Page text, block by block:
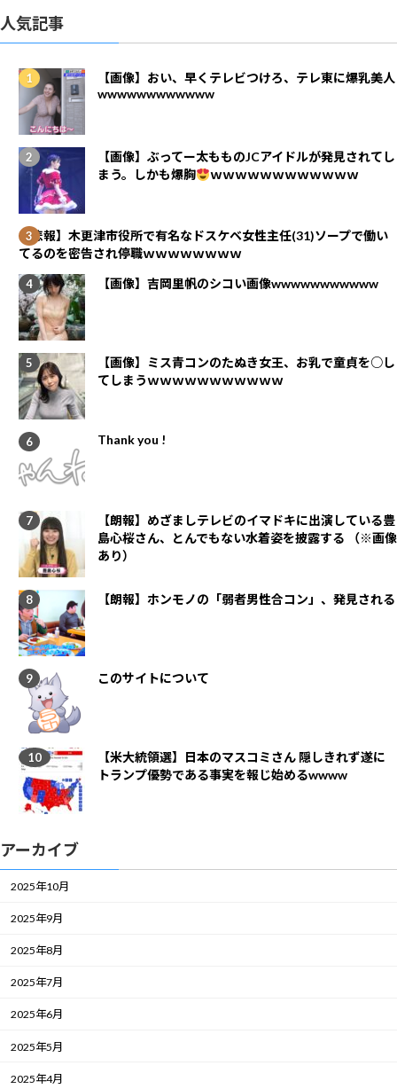
人気記事
【画像】おい、早くテレビつけろ、テレ東に爆乳美人
wwwwwwwwwwww
【画像】ぶってー太もものJCアイドルが発見されてし
まう。しかも爆胸
ｗｗｗｗｗｗｗｗｗｗｗｗ
【悲報】木更津市役所で有名なドスケベ女性主任(31)ソープで働い
てるのを密告され停職ｗｗｗｗｗｗｗｗ
【画像】吉岡里帆のシコい画像wwwwwwwwwww
【画像】ミス青コンのたぬき女王、お乳で童貞を○し
てしまうｗｗｗｗｗｗｗｗｗｗｗ
Thank you !
【朗報】めざましテレビのイマドキに出演している豊
島心桜さん、とんでもない水着姿を披露する （※画像
あり）
【朗報】ホンモノの「弱者男性合コン」、発見される
このサイトについて
【米大統領選】日本のマスコミさん 隠しきれず遂に
トランプ優勢である事実を報じ始めるwwww
アーカイブ
2025年10月
2025年9月
2025年8月
2025年7月
2025年6月
2025年5月
2025年4月